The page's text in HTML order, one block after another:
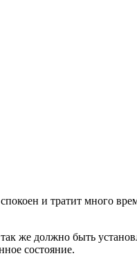
и тратит много
же должно быть
состояние.